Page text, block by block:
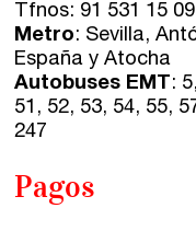
Tfnos: 91 531 15
Metro: Sevilla,
España y Atocha
Autobuses EMT :
51, 52, 53, 54, 55,
247
Pagos